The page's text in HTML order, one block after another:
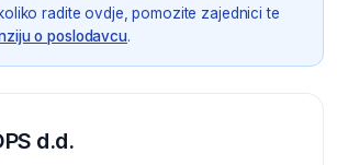
radite ovdje, pomozite zajednici te
o poslodavcu.
d.d.